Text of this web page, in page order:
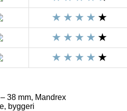
38 mm, Mandrex
byggeri